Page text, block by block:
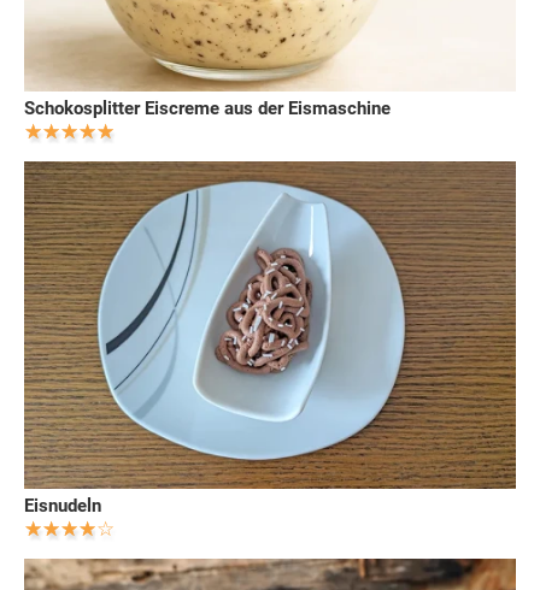
Schokosplitter Eiscreme aus der Eismaschine
Eisnudeln